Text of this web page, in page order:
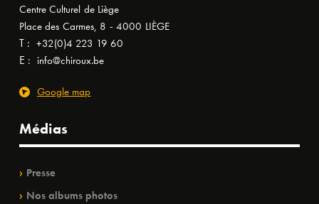
Centre Culturel de Liège
Place des Carmes, 8 - 4000 LIÈGE
T : +32(0)4 223 19 60
E : info@chiroux.be
Google map
Médias
Presse
Nos albums photos